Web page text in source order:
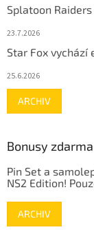
Splatoon
23.7.2026
Star Fox vychází
25.6.2026
ARCHIV
Bonusy zdarma
Pin Set a
NS2 Edition!
ARCHIV